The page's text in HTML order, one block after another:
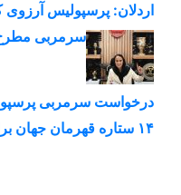
اردلان: پرسپولیس آرزوی
سرمربی
درخواست سرمربی
۱۴ ستاره قهرمان جهان برای فتح لیگ ملت‌ها